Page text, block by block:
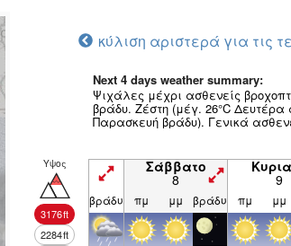
κύλιση αριστερά για τις
Next 4 days weather summary:
Ψιχάλες μέχρι ασθενείς
βράδυ. Ζέστη (μέγ. 26°C
Παρασκευή βράδυ). Γενικά
Υψος
3176ft
2284ft
Σάββατο
8 9
βράδυ πμ μμ βράδυ πμ μμ